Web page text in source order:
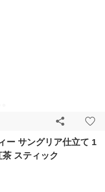
ー サングリア仕立て 1
スティック